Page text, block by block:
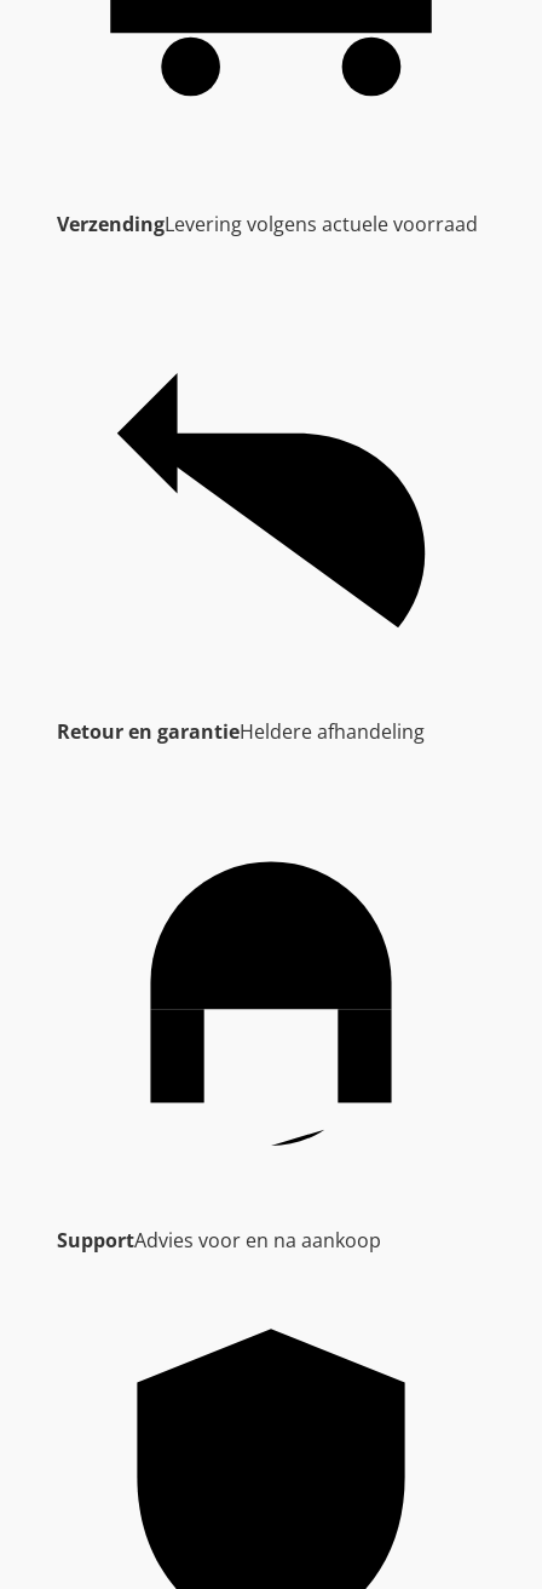
VerzendingLevering volgens actuele voorraad
Retour en garantieHeldere afhandeling
SupportAdvies voor en na aankoop